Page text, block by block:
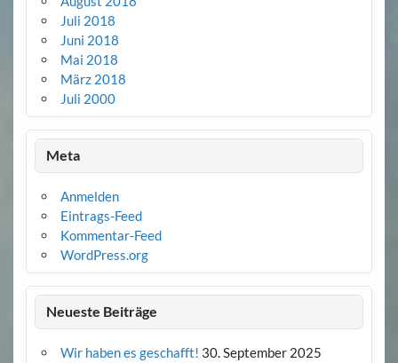
Juli 2018
Juni 2018
Mai 2018
März 2018
Juli 2000
Meta
Anmelden
Eintrags-Feed
Kommentar-Feed
WordPress.org
Neueste Beiträge
Wir haben es geschafft! 30. September 2025